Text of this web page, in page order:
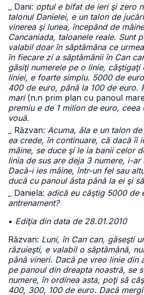
_ Dani: optul e bifat de ieri şi zero
talonul Danielei, e un talon de
vinerea şi lunea, începând de
Cancaniada, taloanele reale. Sunt
valabil doar în săptămâna ce
în fiecare zi a săptămânii în Can
găsiţi numerele pe o linie,
liniei, e foarte simplu. 5000 de
400 de euro, până la 100 de euro.
mari(n.n prim plan cu panoul
premiu e de 1 milion de euro, ceea
vouă.
_ Răzvan: Acuma, ăla e un talon
ea crede, în continuare, că dacă îi
mâine, se duce şi le ia banii celor
linia de sus are deja 3 numere, i-ar
Dacă-i ies mâine, într-un fel sau
ducă cu panoul ăsta până la ei şi
_ Daniela: adică eu câştig 5000 de
antrenament?
• Ediţia din data de 28.01.2010
Răzvan: Luni, în Can can, găseşti
răzuieşti, e valabil o săptămână,
până vineri. Dacă pe vreo linie din
pe panoul din dreapta noastră, se
numere, în ordinea asta, poţi să
400, 300, 100 de euro. Dacă